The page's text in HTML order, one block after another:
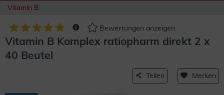
Vitamin B
Bewertungen anzeigen
Vitamin B Komplex ratiopharm direkt 2 x
40 Beutel
Teilen Merken